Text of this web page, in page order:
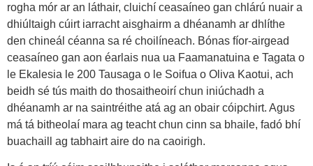
rogha mór ar an láthair, cluichí ceasaíneo gan chlárú nuair a
dhiúltaigh cúirt iarracht aisghairm a dhéanamh ar dhlíthe
den chineál céanna sa ré choilíneach. Bónas fíor-airgead
ceasaíneo gan aon éarlais nua ua Faamanatuina e Tagata o
le Ekalesia le 200 Tausaga o le Soifua o Oliva Kaotui, ach
beidh sé tús maith do thosaitheoirí chun iniúchadh a
dhéanamh ar na saintréithe atá ag an obair cóipchirt. Agus
má tá bitheolaí mara ag teacht chun cinn sa bhaile, fadó bhí
buachaill ag tabhairt aire do na caoirigh.